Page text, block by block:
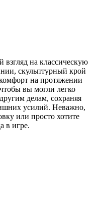
взгляд на классическую
скульптурный крой
на протяжении
вы могли легко
делам, сохраняя
усилий. Неважно,
или просто хотите
в игре.